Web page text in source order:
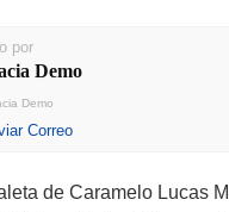
por
Demo
Demo
Correo
de Caramelo Lucas